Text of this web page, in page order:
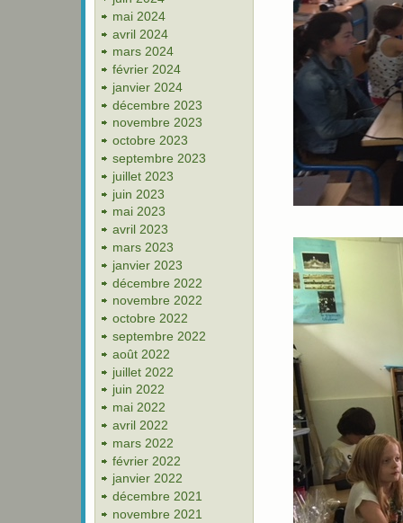
mai 2024
avril 2024
mars 2024
février 2024
janvier 2024
décembre 2023
novembre 2023
octobre 2023
septembre 2023
juillet 2023
juin 2023
mai 2023
avril 2023
mars 2023
janvier 2023
décembre 2022
novembre 2022
octobre 2022
septembre 2022
août 2022
juillet 2022
juin 2022
mai 2022
avril 2022
mars 2022
février 2022
janvier 2022
décembre 2021
novembre 2021